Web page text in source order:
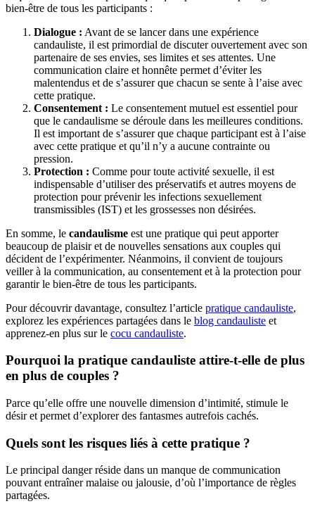
bien-être de tous les participants :
Dialogue : Avant de se lancer dans une expérience
candauliste, il est primordial de discuter ouvertement avec son
partenaire de ses envies, ses limites et ses attentes. Une
communication claire et honnête permet d’éviter les
malentendus et de s’assurer que chacun se sente à l’aise avec
cette pratique.
Consentement : Le consentement mutuel est essentiel pour
que le candaulisme se déroule dans les meilleures conditions.
Il est important de s’assurer que chaque participant est à l’aise
avec cette pratique et qu’il n’y a aucune contrainte ou
pression.
Protection : Comme pour toute activité sexuelle, il est
indispensable d’utiliser des préservatifs et autres moyens de
protection pour prévenir les infections sexuellement
transmissibles (IST) et les grossesses non désirées.
En somme, le candaulisme est une pratique qui peut apporter
beaucoup de plaisir et de nouvelles sensations aux couples qui
décident de l’expérimenter. Néanmoins, il convient de toujours
veiller à la communication, au consentement et à la protection pour
garantir le bien-être de tous les participants.
Pour découvrir davantage, consultez l’article pratique candauliste,
explorez les expériences partagées dans le blog candauliste et
apprenez-en plus sur le cocu candauliste.
Pourquoi la pratique candauliste attire-t-elle de plus
en plus de couples ?
Parce qu’elle offre une nouvelle dimension d’intimité, stimule le
désir et permet d’explorer des fantasmes autrefois cachés.
Quels sont les risques liés à cette pratique ?
Le principal danger réside dans un manque de communication
pouvant entraîner malaise ou jalousie, d’où l’importance de règles
partagées.